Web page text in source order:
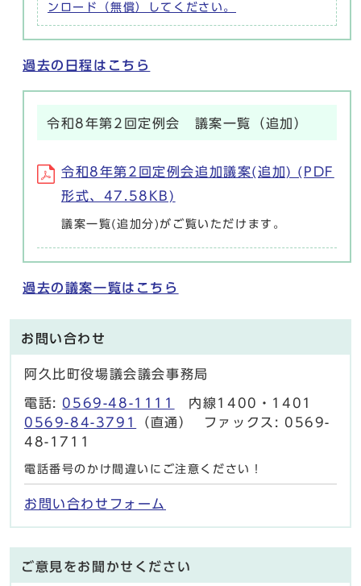
ンロード（無償）してください。
過去の日程はこちら
令和8年第2回定例会 議案一覧（追加）
令和8年第2回定例会追加議案(追加) (PDF
形式、47.58KB)
議案一覧(追加分)がご覧いただけます。
過去の議案一覧はこちら
お問い合わせ
阿久比町役場議会議会事務局
電話: 0569-48-1111
内線1400・1401
0569-84-3791
（直通） ファックス: 0569-
48-1711
電話番号のかけ間違いにご注意ください！
お問い合わせフォーム
ご意見をお聞かせください